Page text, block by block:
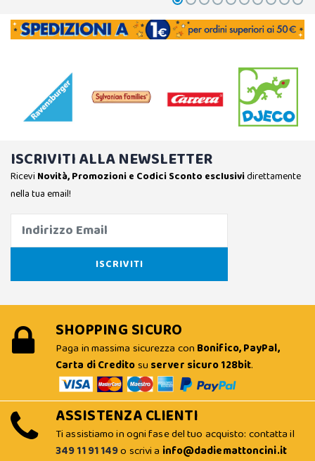
ISCRIVITI ALLA NEWSLETTER
Ricevi Novità, Promozioni e Codici Sconto esclusividirettamente
nella tua email!
SHOPPING SICURO
Paga in massima sicurezza con Bonifico, PayPal,
Carta di Creditosu server sicuro 128bit.
ASSISTENZA CLIENTI
Ti assistiamo in ogni fase del tuo acquisto: contatta il
349 11 91 149o scrivi a info@dadiemattoncini.it